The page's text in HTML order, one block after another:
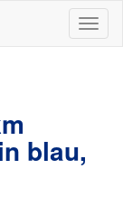
ein-/
blau,